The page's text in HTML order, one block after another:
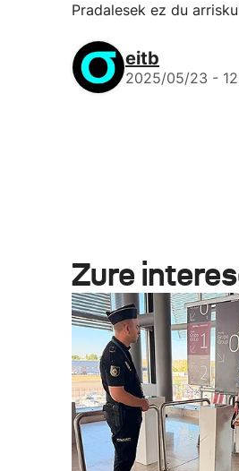
Pradalesek ez du
eitb
2025/05/23 -
Zure